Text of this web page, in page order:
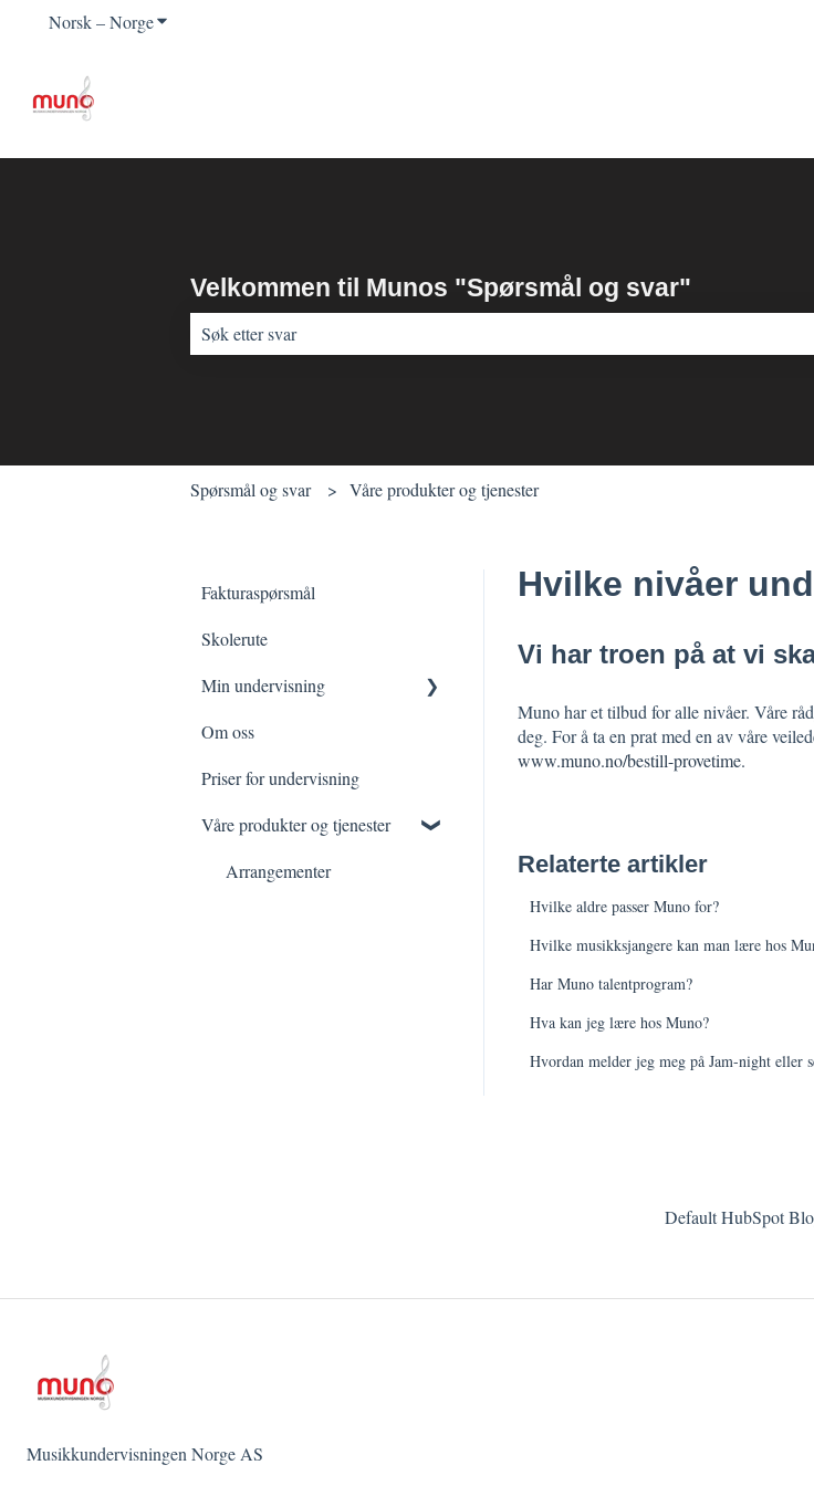
Norsk – NorgeVis undermeny for oversettelser
Velkommen til Munos "Spørsmål og svar"
Spørsmål og svar Våre produkter og tjenester
Hvilke nivåer
Vi har troen på at vi
Muno har et tilbud for alle nivåer. Våre
deg. For å ta en prat med en av våre
www.muno.no/bestill-provetime.
Relaterte artikler
Hvilke aldre passer Muno for?
Hvilke musikksjangere kan man lære hos
Har Muno talentprogram?
Hva kan jeg lære hos Muno?
Hvordan melder jeg meg på Jam-night eller
Fakturaspørsmål
Skolerute
Min undervisning
Min prøvetid
Mine faste timer
Om oss
Priser for undervisning
Våre produkter og tjenester
Arrangementer
Default HubSpot
Musikkundervisningen Norge AS